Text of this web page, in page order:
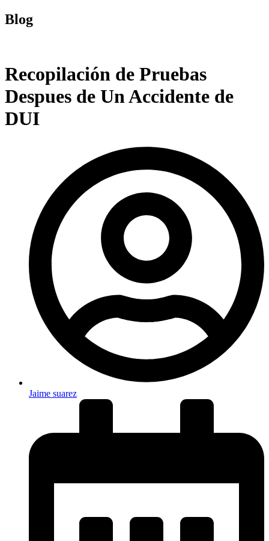
Blog
Recopilación de Pruebas
Despues de Un Accidente de
DUI
Jaime suarez